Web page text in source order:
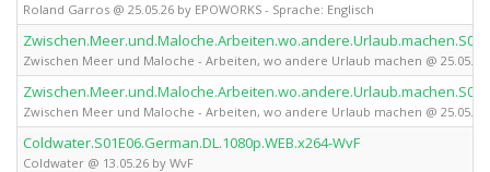
Roland Garros @ 25.05.26 by EPOWORKS - Sprache: Englisch
Zwischen Meer und Maloche - Arbeiten, wo andere Urlaub machen @ 25.05.26
Zwischen Meer und Maloche - Arbeiten, wo andere Urlaub machen @ 25.05.26
Coldwater.S01E06.German.DL.1080p.WEB.x264-WvF
Coldwater @ 13.05.26 by WvF